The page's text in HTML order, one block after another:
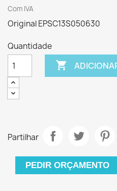
Com IVA
Original EPSC13S050630
Quantidade

Partilhar
PEDIR ORÇAMENTO